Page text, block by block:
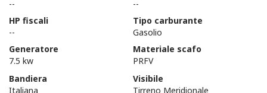
--
HP fiscali
--
Generatore
7.5 kw
--
Tipo carburante
Gasolio
Materiale scafo
PRFV
Bandiera
Italiana
Visibile
Tirreno Meridionale